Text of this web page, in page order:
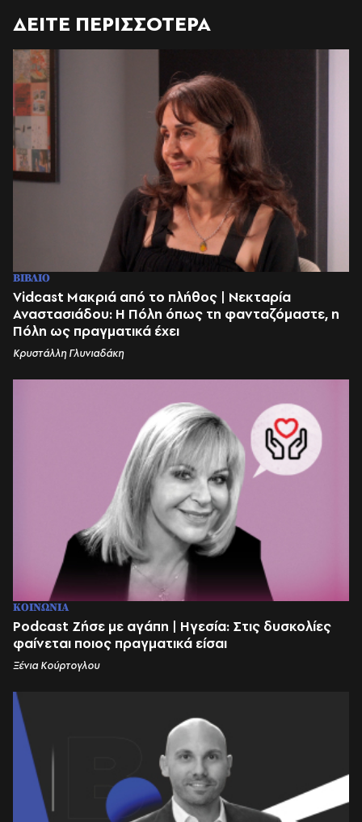
ΔΕΙΤΕ ΠΕΡΙΣΣΟΤΕΡΑ
ΒΙΒΛΙΟ
Vidcast Μακριά από το πλήθος | Νεκταρία
Αναστασιάδου: Η Πόλη όπως τη φανταζόμαστε, η
Πόλη ως πραγματικά έχει
Κρυστάλλη Γλυνιαδάκη
ΚΟΙΝΩΝΙΑ
Podcast Ζήσε με αγάπη | Ηγεσία: Στις δυσκολίες
φαίνεται ποιος πραγματικά είσαι
Ξένια Κούρτογλου